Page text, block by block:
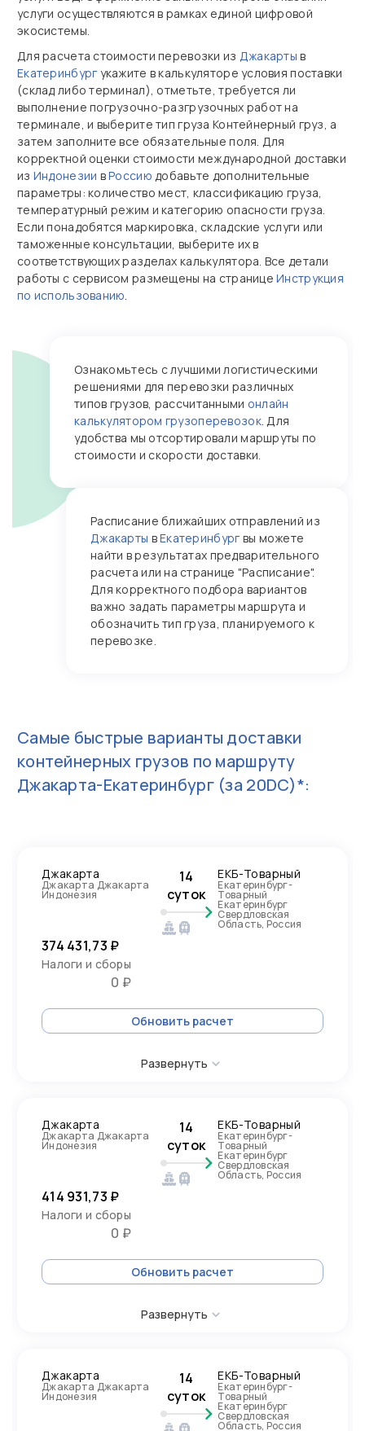
услуги осуществляются в рамках единой цифровой
экосистемы.
Для расчета стоимости перевозки из Джакарты в
Екатеринбург укажите в калькуляторе условия поставки
(склад либо терминал), отметьте, требуется ли
выполнение погрузочно‑разгрузочных работ на
терминале, и выберите тип груза Контейнерный груз, а
затем заполните все обязательные поля. Для
корректной оценки стоимости международной доставки
из Индонезии вРоссию добавьте дополнительные
параметры: количество мест, классификацию груза,
температурный режим и категорию опасности груза.
Если понадобятся маркировка, складские услуги или
таможенные консультации, выберите их в
соответствующих разделах калькулятора. Все детали
работы с сервисом размещены на страницеИнструкция
по использованию.
Ознакомьтесь с лучшими логистическими
решениями для перевозки различных
типов грузов, рассчитанными онлайн
калькулятором грузоперевозок. Для
удобства мы отсортировали маршруты по
стоимости и скорости доставки.
Расписание ближайших отправлений из
Джакарты вЕкатеринбург вы можете
найти в результатах предварительного
расчета или на странице "Расписание".
Для корректного подбора вариантов
важно задать параметры маршрута и
обозначить тип груза, планируемого к
перевозке.
Самые быстрые варианты доставки
контейнерных грузов по маршруту
Джакарта-Екатеринбург(за 20DC)*:
Джакарта
Джакарта Джакарта
Индонезия
14
суток
ЕКБ-Товарный
Екатеринбург-
Товарный
Екатеринбург
Свердловская
Область, Россия
374 431,73 ₽
Налоги и сборы
0 ₽
Обновить расчет
Развернуть
Джакарта
Джакарта Джакарта
Индонезия
14
суток
ЕКБ-Товарный
Екатеринбург-
Товарный
Екатеринбург
Свердловская
Область, Россия
414 931,73 ₽
Налоги и сборы
0 ₽
Обновить расчет
Развернуть
Джакарта
Джакарта Джакарта
Индонезия
14
суток
ЕКБ-Товарный
Екатеринбург-
Товарный
Екатеринбург
Свердловская
Область, Россия